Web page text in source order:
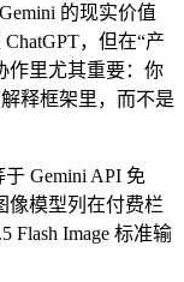
的现实价值
，但在“产
作里尤其重要：你
释框架里，而不是
Gemini API 免
像模型列在付费栏
Flash Image 标准输